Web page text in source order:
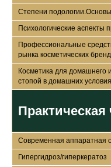
Степени
Психологические аспекты
Профессиональные
рынка косметических
Косметика для домашнего
стопой в домашних
Практическая
Современная аппаратная
Гипергидроз/гиперкератоз
По
выдается
прохождении
"Введение в